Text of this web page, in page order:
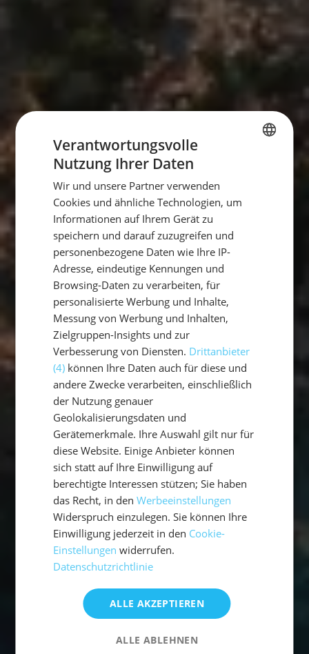
Verantwortungsvolle
Nutzung Ihrer Daten
Wir und unsere Partner verwenden
Cookies und ähnliche Technologien, um
Informationen auf Ihrem Gerät zu
speichern und darauf zuzugreifen und
personenbezogene Daten wie Ihre IP-
Adresse, eindeutige Kennungen und
Browsing-Daten zu verarbeiten, für
personalisierte Werbung und Inhalte,
Messung von Werbung und Inhalten,
Zielgruppen-Insights und zur
Verbesserung von Diensten. Drittanbieter
(4) können Ihre Daten auch für diese und
andere Zwecke verarbeiten, einschließlich
der Nutzung genauer
Geolokalisierungsdaten und
Gerätemerkmale. Ihre Auswahl gilt nur für
diese Website. Einige Anbieter können
sich statt auf Ihre Einwilligung auf
berechtigte Interessen stützen; Sie haben
das Recht, in denWerbeeinstellungen
Widerspruch einzulegen. Sie können Ihre
Einwilligung jederzeit in den Cookie-
Einstellungen widerrufen.
Datenschutzrichtlinie
ALLE AKZEPTIEREN
ALLE ABLEHNEN